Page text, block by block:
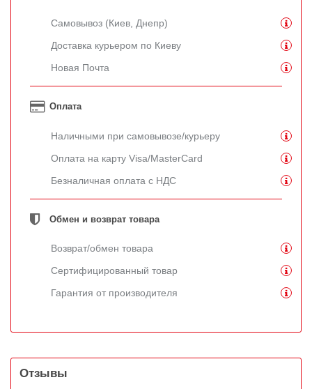
Самовывоз (Киев, Днепр)
Доставка курьером по Киеву
Новая Почта
Оплата
Наличными при самовывозе/курьеру
Оплата на карту Visa/MasterCard
Безналичная оплата с НДС
Обмен и возврат товара
Возврат/обмен товара
Сертифицированный товар
Гарантия от производителя
Отзывы